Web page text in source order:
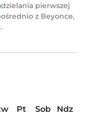
pierwszej
z Beyonce,
Pt Sob
Ndz